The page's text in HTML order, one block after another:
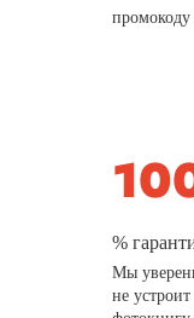
%
Мы
не